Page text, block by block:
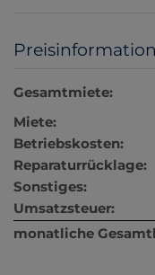
Preisinformation
Gesamtmiete:
Miete:
Betriebskosten:
Reparaturrücklage:
Sonstiges:
Umsatzsteuer:
monatliche